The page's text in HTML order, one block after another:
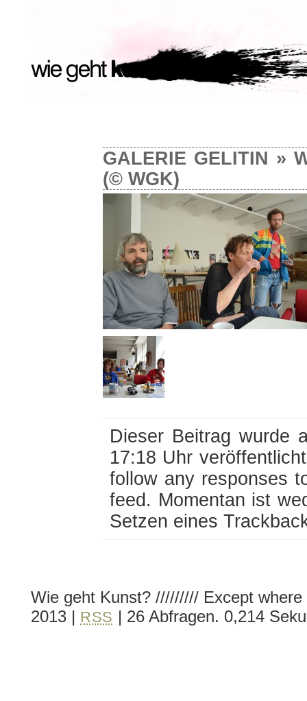
GALERIE GELITIN »
(© WGK)
Dieser Beitrag wurde
17:18 Uhr
follow any responses
feed. Momentan ist
Setzen eines
Wie geht Kunst? ///////// Except
2013 | RSS | 26 Abfragen. 0,214